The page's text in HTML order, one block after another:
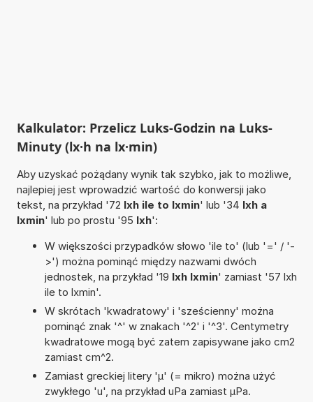
Kalkulator: Przelicz Luks-Godzin na Luks-
Minuty (lx·h na lx·min)
Aby uzyskać pożądany wynik tak szybko, jak to możliwe,
najlepiej jest wprowadzić wartość do konwersji jako
tekst, na przykład '72 lxh ile to lxmin' lub '34 lxh a
lxmin' lub po prostu '95 lxh':
W większości przypadków słowo 'ile to' (lub '=' / '-
>') można pominąć między nazwami dwóch
jednostek, na przykład '19 lxh lxmin' zamiast '57 lxh
ile to lxmin'.
W skrótach 'kwadratowy' i 'sześcienny' można
pominąć znak '^' w znakach '^2' i '^3'. Centymetry
kwadratowe mogą być zatem zapisywane jako cm2
zamiast cm^2.
Zamiast greckiej litery 'µ' (= mikro) można użyć
zwykłego 'u', na przykład uPa zamiast µPa.